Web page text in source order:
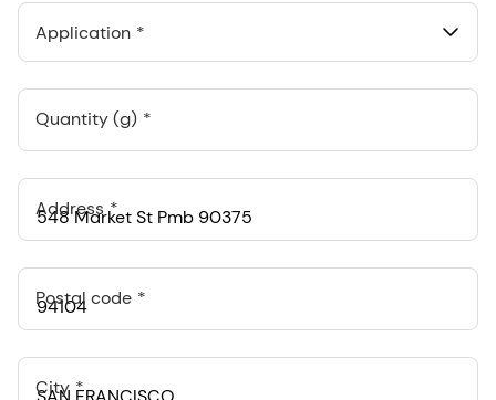
Application
Quantity (g)
Address
Postal code
City